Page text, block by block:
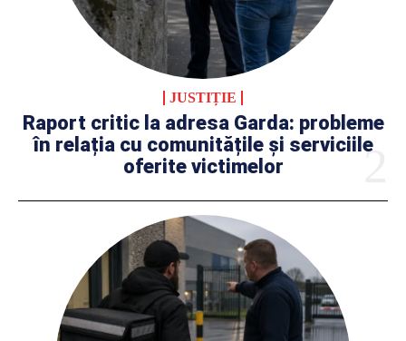
JUSTIȚIE
Raport critic la adresa Garda: probleme
în relația cu comunitățile și serviciile
oferite victimelor